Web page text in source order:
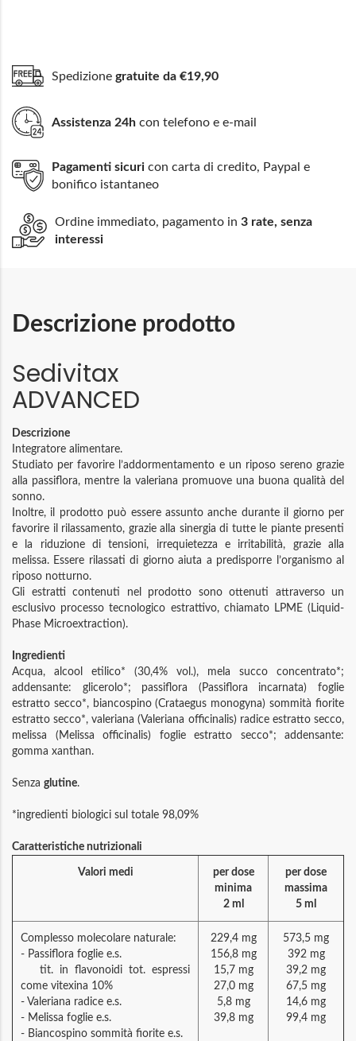
Spedizione gratuite da €19,90
Assistenza 24h con telefono e e-mail
Pagamenti sicuri con carta di credito, Paypal e
bonifico istantaneo
Ordine immediato, pagamento in 3 rate, senza
interessi
Descrizione prodotto
Sedivitax
ADVANCED
Descrizione
Integratore alimentare.
Studiato per favorire l’addormentamento e un riposo sereno grazie
alla passiflora, mentre la valeriana promuove una buona qualità del
sonno.
Inoltre, il prodotto può essere assunto anche durante il giorno per
favorire il rilassamento, grazie alla sinergia di tutte le piante presenti
e la riduzione di tensioni, irrequietezza e irritabilità, grazie alla
melissa. Essere rilassati di giorno aiuta a predisporre l’organismo al
riposo notturno.
Gli estratti contenuti nel prodotto sono ottenuti attraverso un
esclusivo processo tecnologico estrattivo, chiamato LPME (Liquid-
Phase Microextraction).
Ingredienti
Acqua, alcool etilico* (30,4% vol.), mela succo concentrato*;
addensante: glicerolo*; passiflora (Passiflora incarnata) foglie
estratto secco*, biancospino (Crataegus monogyna) sommità fiorite
estratto secco*, valeriana (Valeriana officinalis) radice estratto secco,
melissa (Melissa officinalis) foglie estratto secco*; addensante:
gomma xanthan.
Senza glutine.
*ingredienti biologici sul totale 98,09%
Caratteristiche nutrizionali
Valori medi
per dose
minima
2 ml
per dose
massima
5 ml
Complesso molecolare naturale:
- Passiflora foglie e.s.
tit. in flavonoidi tot. espressi
come vitexina 10%
- Valeriana radice e.s.
- Melissa foglie e.s.
- Biancospino sommità fiorite e.s.
229,4 mg
156,8 mg
15,7 mg
27,0 mg
5,8 mg
39,8 mg
573,5 mg
392 mg
39,2 mg
67,5 mg
14,6 mg
99,4 mg